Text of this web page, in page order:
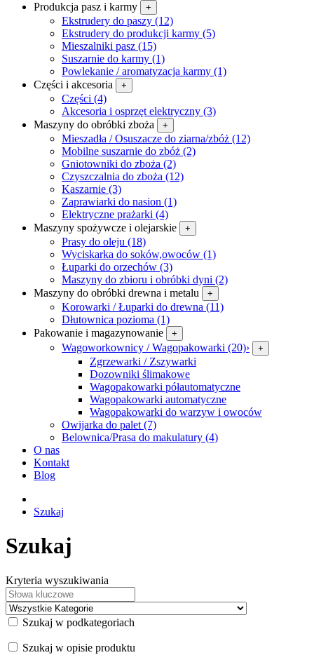
Produkcja pasz i karmy
+
Ekstrudery do paszy (12)
Ekstrudery do produkcji karmy (5)
Mieszalniki pasz (15)
Suszarnie do karmy (1)
Powlekanie / aromatyzacja karmy (1)
Części i akcesoria
+
Części (4)
Akcesoria i osprzęt elektryczny (3)
Maszyny do obróbki zboża
+
Mieszadła / Osuszacze do ziarna/zbóż (12)
Mobilne suszarnie do zbóż (2)
Gniotowniki do zboża (2)
Czyszczalnia do zboża (12)
Kaszarnie (3)
Zaprawiarki do nasion (1)
Elektryczne prażarki (4)
Maszyny spożywcze i olejarskie
+
Prasy do oleju (18)
Wyciskarka do soków,owoców (1)
Łuparki do orzechów (3)
Maszyny do zbioru i obróbki dyni (2)
Maszyny do obróbki drewna i metalu
+
Korowarki / Łuparki do drewna (11)
Dłutownica pozioma (1)
Pakowanie i magazynowanie
+
Wagoworkownicy / Wagopakowarki (20)› +
Zgrzewarki / Zszywarki
Dozowniki ślimakowe
Wagopakowarki półautomatyczne
Wagopakowarki automatyczne
Wagopakowarki do warzyw i owoców
Owijarka do palet (7)
Belownica/Prasa do makulatury (4)
O nas
Kontakt
Blog
Szukaj
Szukaj
Kryteria wyszukiwania
Szukaj w podkategoriach
Szukaj w opisie produktu